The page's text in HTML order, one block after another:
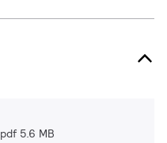
pdf 5.6 MB